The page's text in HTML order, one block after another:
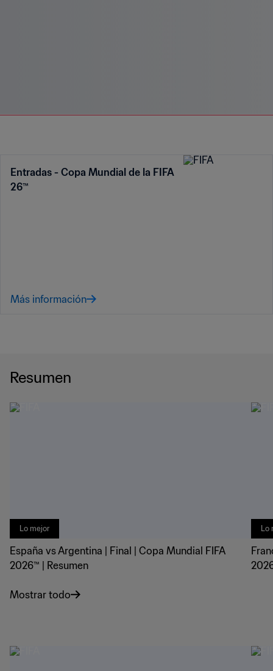
Entradas - Copa Mundial de la FIFA
26™
Más información
Resumen
Lo mejor
España vs Argentina | Final | Copa Mundial FIFA
2026™ | Resumen
Mostrar todo